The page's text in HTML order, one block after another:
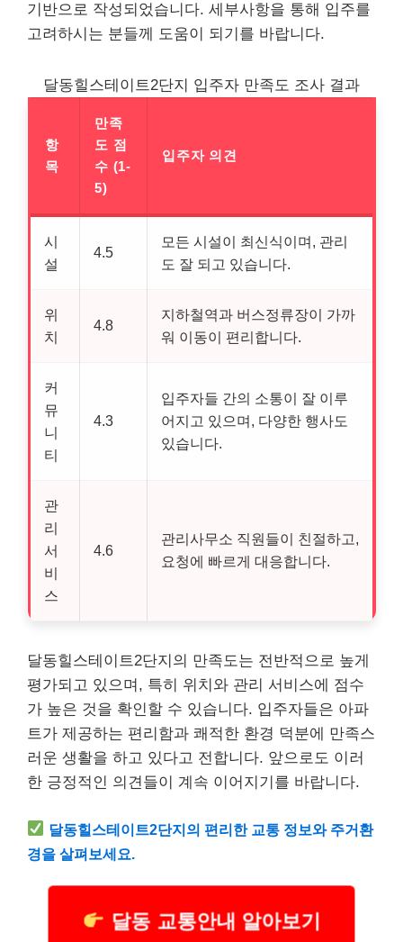
기반으로 작성되었습니다. 세부사항을 통해 입주를
고려하시는 분들께 도움이 되기를 바랍니다.
달동힐스테이트2단지 입주자 만족도 조사 결과
항
목
만족
도 점
수 (1-
5)
입주자 의견
시
설
4.5
모든 시설이 최신식이며, 관리
도 잘 되고 있습니다.
위
치
4.8
지하철역과 버스정류장이 가까
워 이동이 편리합니다.
커
뮤
니
티
4.3
입주자들 간의 소통이 잘 이루
어지고 있으며, 다양한 행사도
있습니다.
관
리
서
비
스
4.6
관리사무소 직원들이 친절하고,
요청에 빠르게 대응합니다.
달동힐스테이트2단지의 만족도는 전반적으로 높게
평가되고 있으며, 특히 위치와 관리 서비스에 점수
가 높은 것을 확인할 수 있습니다. 입주자들은 아파
트가 제공하는 편리함과 쾌적한 환경 덕분에 만족스
러운 생활을 하고 있다고 전합니다. 앞으로도 이러
한 긍정적인 의견들이 계속 이어지기를 바랍니다.
달동힐스테이트2단지의 편리한 교통 정보와 주거환
경을 살펴보세요.
달동 교통안내 알아보기